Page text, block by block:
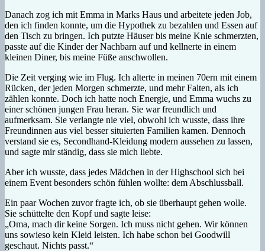
Danach zog ich mit Emma in Marks Haus und arbeitete jeden Job,
den ich finden konnte, um die Hypothek zu bezahlen und Essen auf
den Tisch zu bringen. Ich putzte Häuser bis meine Knie schmerzten,
passte auf die Kinder der Nachbarn auf und kellnerte in einem
kleinen Diner, bis meine Füße anschwollen.
Die Zeit verging wie im Flug. Ich alterte in meinen 70ern mit einem
Rücken, der jeden Morgen schmerzte, und mehr Falten, als ich
zählen konnte. Doch ich hatte noch Energie, und Emma wuchs zu
einer schönen jungen Frau heran. Sie war freundlich und
aufmerksam. Sie verlangte nie viel, obwohl ich wusste, dass ihre
Freundinnen aus viel besser situierten Familien kamen. Dennoch
verstand sie es, Secondhand-Kleidung modern aussehen zu lassen,
und sagte mir ständig, dass sie mich liebte.
Aber ich wusste, dass jedes Mädchen in der Highschool sich bei
einem Event besonders schön fühlen wollte: dem Abschlussball.
Ein paar Wochen zuvor fragte ich, ob sie überhaupt gehen wolle.
Sie schüttelte den Kopf und sagte leise:
„Oma, mach dir keine Sorgen. Ich muss nicht gehen. Wir können
uns sowieso kein Kleid leisten. Ich habe schon bei Goodwill
geschaut. Nichts passt.“